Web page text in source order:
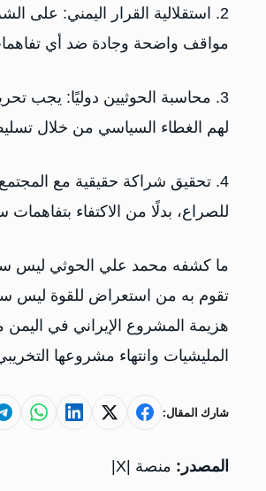
2. استقلالية القرار اليمني: على
مواقف واضحة وجادة ضد أي
3. محاسبة الحوثيين دوليًا: يجب
لهم الغطاء السياسي من خلال
4. تحقيق شراكة حقيقية مع
للصراع، بدلًا من الاكتفاء
ما كشفه محمد علي الحوثي ليس
تقوم به من استعراض للقوة ليس
هزيمة المشروع الإيراني في
المليشيات وانتهاء مشروعها
شارك المقال:
المصدر: منصة |X|